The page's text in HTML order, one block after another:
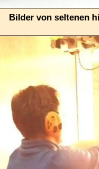
Bilder von seltenen